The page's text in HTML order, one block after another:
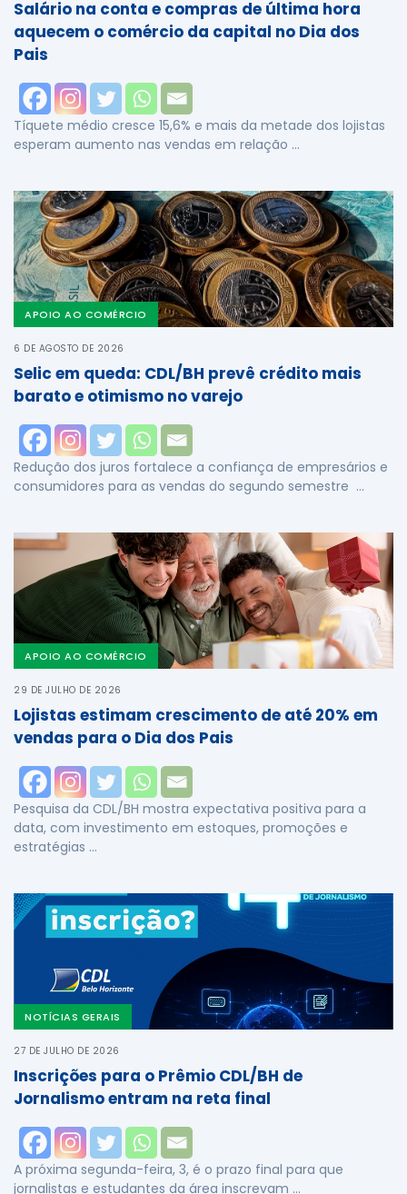
Salário na conta e compras de última hora
aquecem o comércio da capital no Dia dos
Pais
Tíquete médio cresce 15,6% e mais da metade dos lojistas
esperam aumento nas vendas em relação …
APOIO AO COMÉRCIO
6 DE AGOSTO DE 2026
Selic em queda: CDL/BH prevê crédito mais
barato e otimismo no varejo
Redução dos juros fortalece a confiança de empresários e
consumidores para as vendas do segundo semestre …
APOIO AO COMÉRCIO
29 DE JULHO DE 2026
Lojistas estimam crescimento de até 20% em
vendas para o Dia dos Pais
Pesquisa da CDL/BH mostra expectativa positiva para a
data, com investimento em estoques, promoções e
estratégias …
NOTÍCIAS GERAIS
27 DE JULHO DE 2026
Inscrições para o Prêmio CDL/BH de
Jornalismo entram na reta final
A próxima segunda-feira, 3, é o prazo final para que
jornalistas e estudantes da área inscrevam …